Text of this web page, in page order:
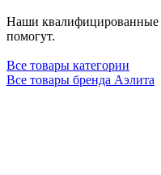
Наши квалифицированные
помогут.
Все товары категории
Все товары бренда Аэлита